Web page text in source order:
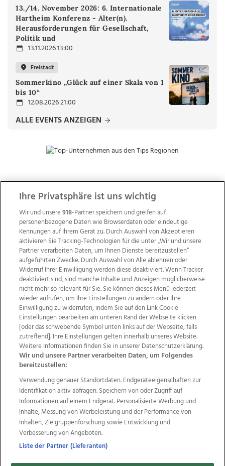
13./14. November 2026: 6. Internationale
Hartheim Konferenz - Alter(n).
Herausforderungen für Gesellschaft,
Politik und
13.11.2026 13:00
Freistadt
Sommerkino „Glück auf einer Skala von 1
bis 10“
12.08.2026 21:00
ALLE EVENTS ANZEIGEN
ZUR NACHRICHTENÜBERSICHT
Wir über uns Mediadaten Kontakt
Jobs
Datenschutz
Impressum
AGB Anzeigekunden
AGB Website
Ehrenkodex Politische Werbung
Weitere Angebote des Medienhauses Wimmer
TV1 di-mog-i.at OÖNow
Ischler Woche
Life Radio
OÖNachrichten
OÖN Immobilien
OÖN Karriere
OÖN Reise
Promenaden Galerien
Regionaljobs
wasistlos.at
Ihre Privatsphäre ist uns wichtig
Wir und unsere918-Partner speichern und greifen auf
personenbezogene Daten wie Browserdaten oder eindeutige
Kennungen auf Ihrem Gerät zu. Durch Auswahl von Akzeptieren
aktivieren Sie Tracking-Technologien für die unter „Wir und unsere
Partner verarbeiten Daten, um Ihnen Dienste bereitzustellen“
aufgeführten Zwecke. Durch Auswahl von Alle ablehnen oder
Widerruf Ihrer Einwilligung werden diese deaktiviert. Wenn Tracker
deaktiviert sind, sind manche Inhalte und Anzeigen möglicherweise
nicht mehr so relevant für Sie. Sie können dieses Menü jederzeit
wieder aufrufen, um Ihre Einstellungen zu ändern oder Ihre
Einwilligung zu widerrufen, indem Sie auf den Link Cookie
Einstellungen bearbeiten am unteren Rand der Webseite klicken
[oder das schwebende Symbol unten links auf der Webseite, falls
zutreffend]. Ihre Einstellungen gelten innerhalb unseres Website.
Weitere Informationen finden Sie in unserer Datenschutzerklärung.
Wir und unsere Partner verarbeiten Daten, um Folgendes
bereitzustellen:
Verwendung genauer Standortdaten. Endgeräteeigenschaften zur
Identifikation aktiv abfragen. Speichern von oder Zugriff auf
Informationen auf einem Endgerät. Personalisierte Werbung und
Inhalte, Messung von Werbeleistung und der Performance von
Inhalten, Zielgruppenforschung sowie Entwicklung und
Verbesserung von Angeboten.
Liste der Partner (Lieferanten)